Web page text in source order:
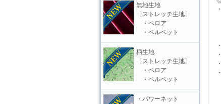
無地生地
〔ストレッチ生地〕
・ベロア
・ベルベット
柄生地
〔ストレッチ生地〕
・ベロア
・ベルベット
・パワーネット